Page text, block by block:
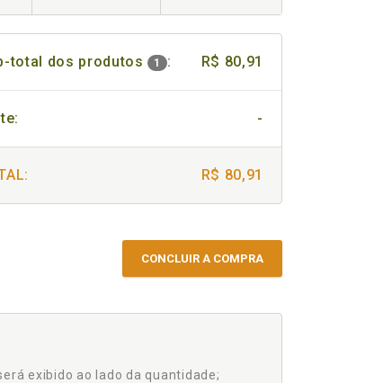
total dos produtos 1 : R$ 80,91
-
R$ 80,91
CONCLUIR A COMPRA
exibido ao lado da quantidade;